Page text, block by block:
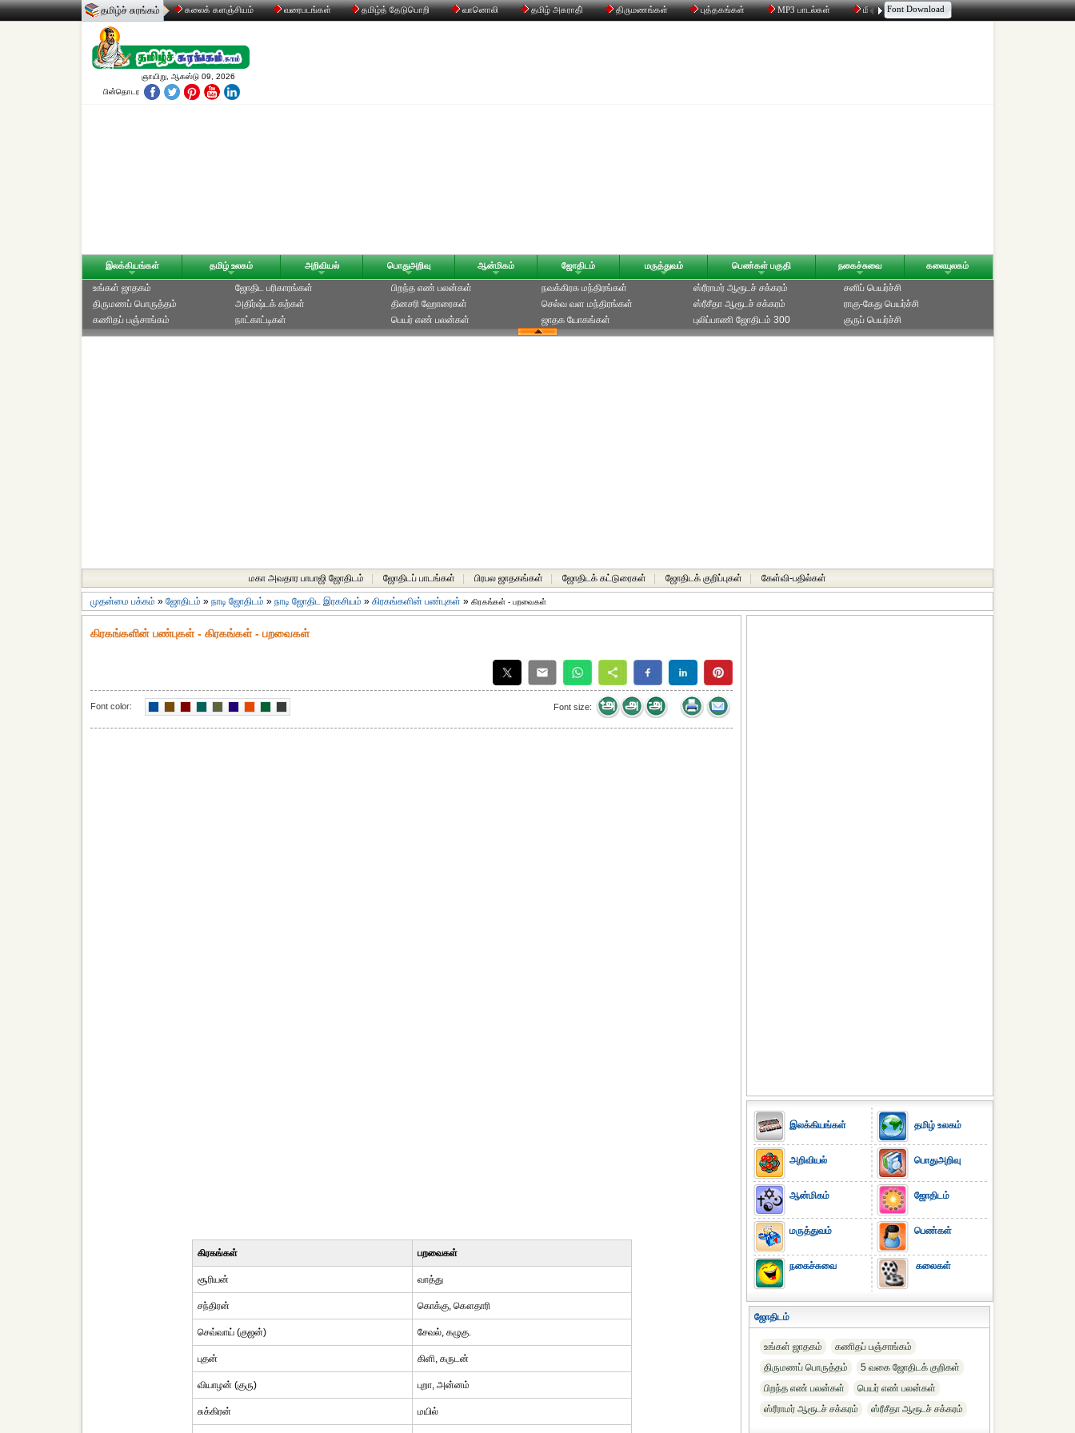
தமிழ்ச் சுரங்கம் கலைக் களஞ்சியம் வரைபடங்கள் தமிழ்த் தேடுபொறி வானொலி தமிழ் அகராதி் திருமணங்கள் புத்தகங்கள் MP3 பாடல்கள் மின்னஞ்சல் திரட்டி உரையாடல்
Font Download
ஞாயிறு, ஆகஸ்டு 09, 2026
பின்தொடர
இலக்கியங்கள் தமிழ் உலகம் அறிவியல் பொதுஅறிவு ஆன்மிகம் ஜோதிடம் மருத்துவம் பெண்கள் பகுதி நகைச்சுவை கலையுலகம்
உங்கள் ஜாதகம்
திருமணப் பொருத்தம்
கணிதப் பஞ்சாங்கம்
ஜோதிட ப‌ரிகார‌ங்க‌ள்
அதிர்ஷ்டக் கற்கள்
நாட்காட்டிகள்
பிறந்த எண் பலன்கள்
தினசரி ஹோரைகள்
பெயர் எண் பலன்கள்
நவக்கிரக மந்திரங்கள்
செல்வ வள மந்திரங்கள்
ஜாதக யோகங்கள்
ஸ்ரீராமர் ஆரூடச் சக்கரம்
ஸ்ரீசீதா ஆரூடச் சக்கரம்
புலிப்பாணி ஜோதிடம் 300
சனிப் பெயர்ச்சி
ராகு-கேது பெயர்ச்சி
குருப் பெயர்ச்சி
மகா அவதார பாபாஜி ஜோதிடம் ஜோதிடப் பாடங்கள் பிரபல ஜாதகங்கள் ஜோதிடக் கட்டுரைகள் ஜோதிடக் குறிப்புகள் கேள்வி-பதில்கள்
முதன்மை பக்கம் » ஜோதிடம் » நாடி ஜோதிடம் » நாடி ஜோதிட இரகசியம் » கிரகங்களின் பண்புகள் » கிரகங்கள் - பறவைகள்
கிரகங்களின் பண்புகள் - கிரகங்கள் - பறவைகள்
Font color: Font size:
கிரகங்கள் பறவைகள்
சூரியன் வாத்து
சந்திரன் கொக்கு, கௌதாரி
செவ்வாய் (குஜன்) சேவல், கழுகு.
புதன் கிளி, கருடன்
வியாழன் (குரு) புறா, அன்னம்
சுக்கிரன் மயில்
இலக்கியங்கள்
அறிவியல்
ஆன்மிகம்
மருத்துவம்
நகைச்சுவை
தமிழ் உலகம்
பொதுஅறிவு
ஜோதிடம்
பெண்கள்
கலைகள்
ஜோதிடம்
உங்கள் ஜாதகம்
கணிதப் பஞ்சாங்கம்
திருமணப் பொருத்தம்
5 வகை ஜோதிடக் குறிகள்
பிறந்த எண் பலன்கள்
பெயர் எண் பலன்கள்
ஸ்ரீராமர் ஆரூடச் சக்கரம்
ஸ்ரீசீதா ஆரூடச் சக்கரம்